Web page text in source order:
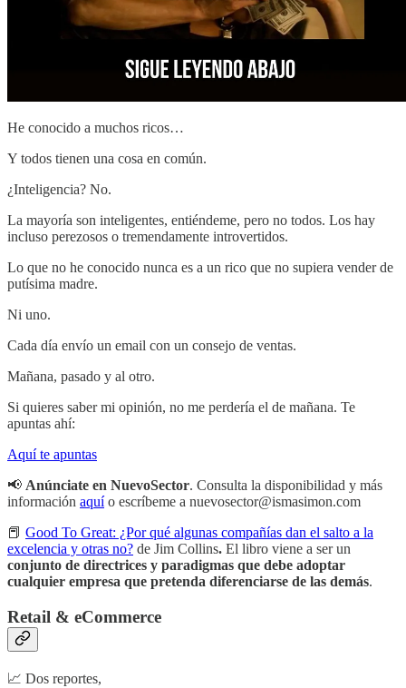
He conocido a muchos ricos…
Y todos tienen una cosa en común.
¿Inteligencia? No.
La mayoría son inteligentes, entiéndeme, pero no todos. Los hay
incluso perezosos o tremendamente introvertidos.
Lo que no he conocido nunca es a un rico que no supiera vender de
putísima madre.
Ni uno.
Cada día envío un email con un consejo de ventas.
Mañana, pasado y al otro.
Si quieres saber mi opinión, no me perdería el de mañana. Te
apuntas ahí:
Aquí te apuntas
📢 Anúnciate en NuevoSector. Consulta la disponibilidad y más
información aquío escríbeme a nuevosector@ismasimon.com
📕 Good To Great: ¿Por qué algunas compañías dan el salto a la
excelencia y otras no? de Jim Collins. El libro viene a ser un
conjunto de directrices y paradigmas que debe adoptar
cualquier empresa que pretenda diferenciarse de las demás.
Retail & eCommerce
📈 Dos reportes,